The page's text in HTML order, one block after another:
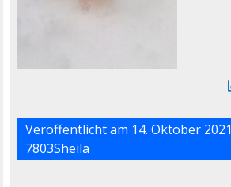
Veröffentlicht am 14. Oktober 2021
7803Sheila